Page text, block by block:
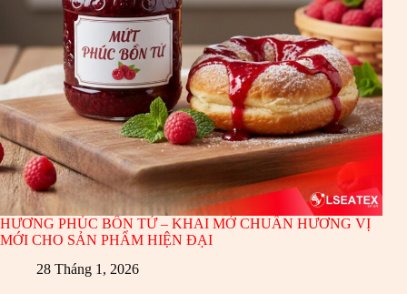
HƯƠNG PHÚC BỒN TỬ – KHAI MỞ CHUẨN HƯƠNG VỊ
MỚI CHO SẢN PHẨM HIỆN ĐẠI
28 Tháng 1, 2026